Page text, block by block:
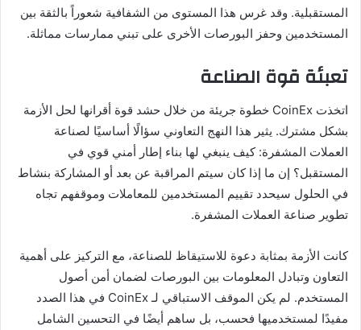
المستقبلية. وقد غرس هذا المستوى من الشفافية شعوراً بالثقة بين
المستخدمين وحفز البورصات الأخرى على تبني ممارسات مماثلة.
تعبئة قوة الصناعة
اتخذت CoinEx خطوة جريئة من خلال حشد قوة أقرانها لحل الأزمة
بشكل مشترك. يثير هذا النهج التعاوني سؤالًا أساسيًا لصناعة
العملات المشفرة: كيف ينبغي لها بناء إطار أمني قوي في
المستقبل؟ إن ما إذا كان سيتم المراقبة عن بعد أو المشاركة بنشاط
في الحلول سيحدد تقييم المستخدمين للمعاملات وموقفهم تجاه
تطوير صناعة العملات المشفرة.
كانت الأزمة بمثابة دعوة للاستيقاظ للصناعة، مع التركيز على أهمية
التعاون وتبادل المعلومات بين البورصات لضمان أمن أصول
المستخدم. لم يكن الموقف الاستباقي لـ CoinEx في هذا الصدد
مفيدًا لمستخدميها فحسب، بل ساهم أيضًا في التحسين الشامل